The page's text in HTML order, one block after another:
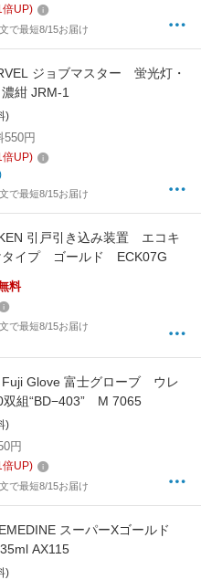
倍UP)
で最短8/15お届け
ジョブマスター 蛍光灯・
紺 JRM-1
)
550円
倍UP)
で最短8/15お届け
引戸引き込み装置 エコキ
イプ ゴールド ECK07G
料
で最短8/15お届け
Fuji Glove 富士グローブ ウレ
双組“BD−403” M 7065
)
円
倍UP)
で最短8/15お届け
スーパーXゴールド
AX115
)